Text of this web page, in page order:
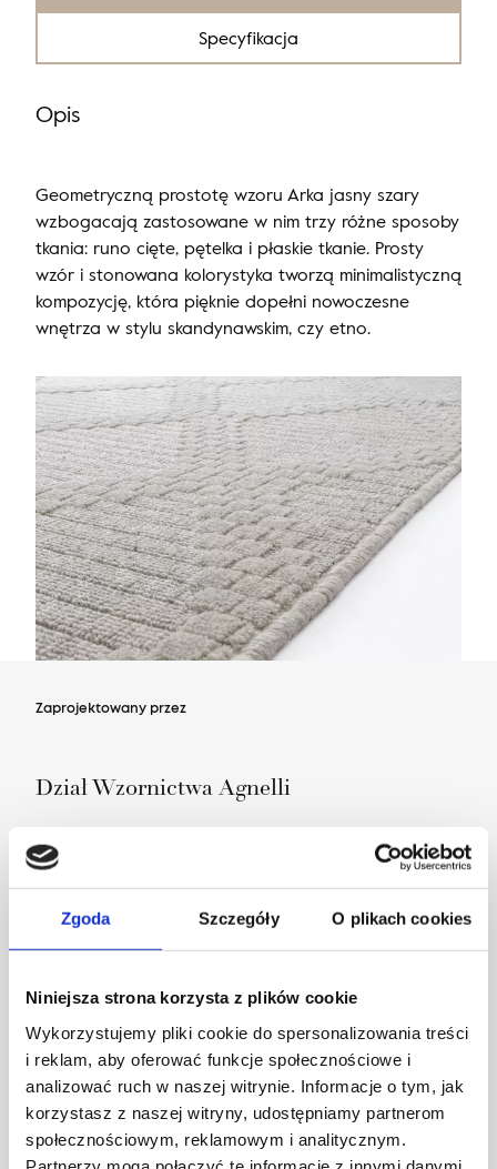
Zgoda Szczegóły O plikach cookies
Niniejsza strona korzysta z plików cookie
Wykorzystujemy pliki cookie do spersonalizowania treści
i reklam, aby oferować funkcje społecznościowe i
analizować ruch w naszej witrynie. Informacje o tym, jak
korzystasz z naszej witryny, udostępniamy partnerom
społecznościowym, reklamowym i analitycznym.
Specyfikacja
Opis
Geometryczną prostotę wzoru Arka jasny szary
wzbogacają zastosowane w nim trzy różne sposoby
tkania: runo cięte, pętelka i płaskie tkanie. Prosty
wzór i stonowana kolorystyka tworzą minimalistyczną
kompozycję, która pięknie dopełni nowoczesne
wnętrza w stylu skandynawskim, czy etno.
Zaprojektowany przez
Dział Wzornictwa Agnelli